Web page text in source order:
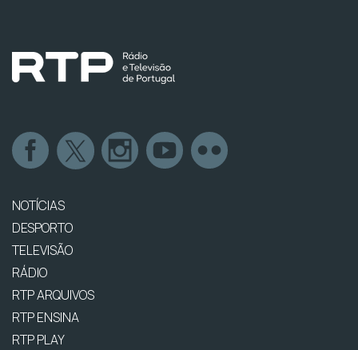
NOTÍCIAS
DESPORTO
TELEVISÃO
RÁDIO
RTP ARQUIVOS
RTP ENSINA
RTP PLAY